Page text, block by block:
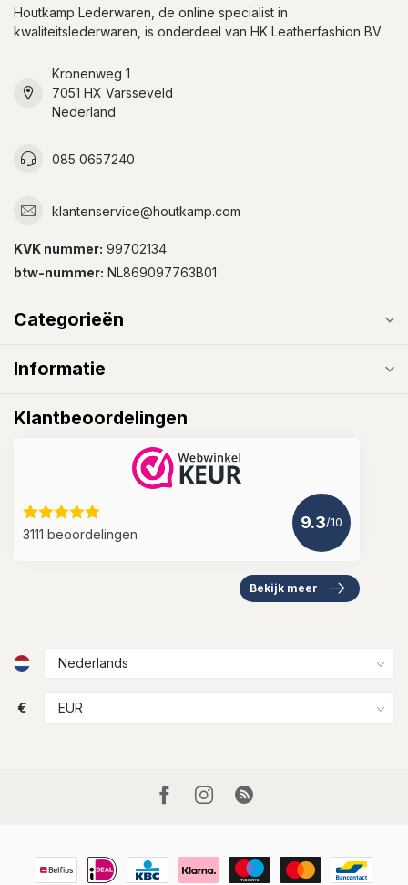
Houtkamp Lederwaren, de online specialist in
kwaliteitslederwaren, is onderdeel van HK Leatherfashion BV.
Kronenweg 1
7051 HX Varsseveld
Nederland
085 0657240
klantenservice@houtkamp.com
KVK nummer: 99702134
btw-nummer: NL869097763B01
Categorieën
Informatie
Klantbeoordelingen
3111 beoordelingen
9.3/10
Bekijk meer
€